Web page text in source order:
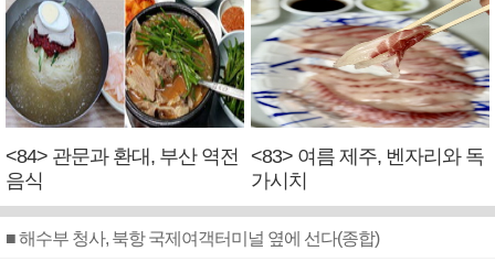
<84> 관문과 환대, 부산 역전
음식
<83> 여름 제주, 벤자리와 독
가시치
■ 해수부 청사, 북항 국제여객터미널 옆에 선다(종합)